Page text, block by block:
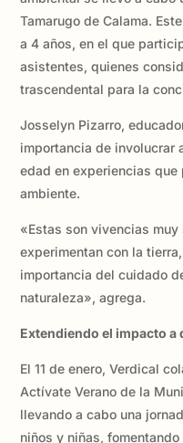
Tamarugo de Calama.
a 4 años, en el que
asistentes, quienes
trascendental para la
Josselyn Pizarro,
importancia de involucrar
edad en experiencias
ambiente.
«Estas son vivencias
experimentan con la
importancia del cuidado
naturaleza», agrega.
Extendiendo el impacto
El 11 de enero, Verdical
Actívate Verano de la
llevando a cabo una
niños y niñas,